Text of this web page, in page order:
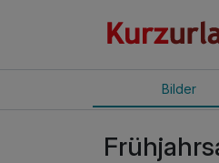
Bilder